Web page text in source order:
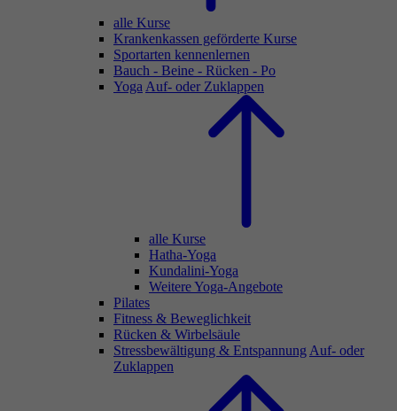
alle Kurse
Krankenkassen geförderte Kurse
Sportarten kennenlernen
Bauch - Beine - Rücken - Po
Yoga Auf- oder Zuklappen
alle Kurse
Hatha-Yoga
Kundalini-Yoga
Weitere Yoga-Angebote
Pilates
Fitness & Beweglichkeit
Rücken & Wirbelsäule
Stressbewältigung & Entspannung Auf- oder
Zuklappen